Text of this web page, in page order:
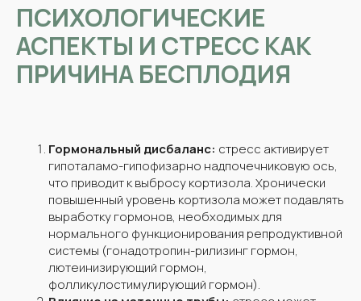
ПСИХОЛОГИЧЕСКИЕ
АСПЕКТЫ И СТРЕСС КАК
ПРИЧИНА БЕСПЛОДИЯ
Гормональный дисбаланс: стресс активирует
гипоталамо-гипофизарно надпочечниковую ось,
что приводит к выбросу кортизола. Хронически
повышенный уровень кортизола может подавлять
выработку гормонов, необходимых для
нормального функционирования репродуктивной
системы (гонадотропин-рилизинг гормон,
лютеинизирующий гормон,
фолликулостимулирующий гормон).